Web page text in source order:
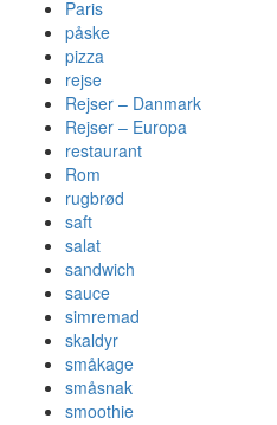
Paris
påske
pizza
rejse
Rejser – Danmark
Rejser – Europa
restaurant
Rom
rugbrød
saft
salat
sandwich
sauce
simremad
skaldyr
småkage
småsnak
smoothie